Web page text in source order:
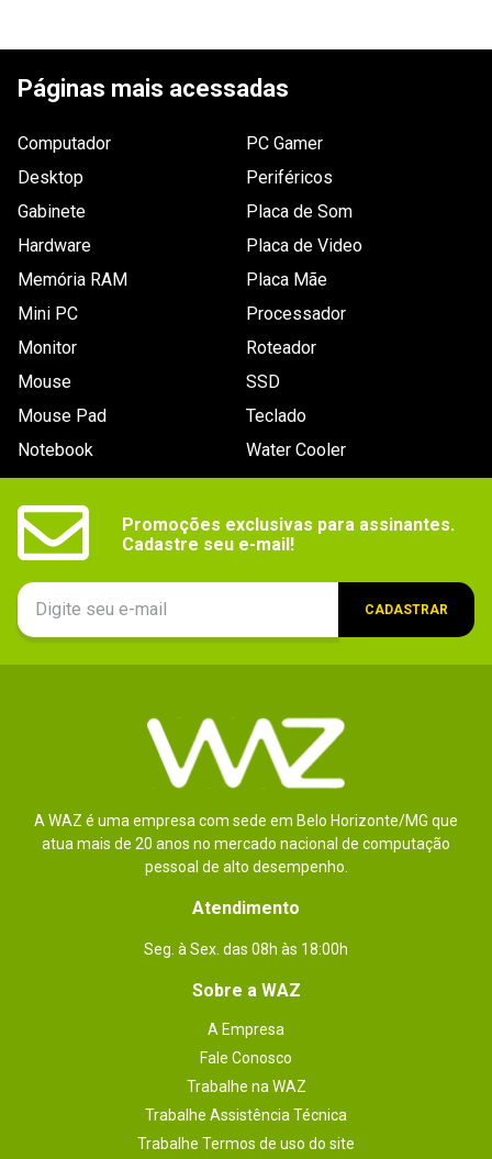
Outras
informações
ESCREVER AVALIAÇÃO
maiores informações, entre em contato com o
Páginas mais acessadas
Computador
Desktop
Gabinete
Hardware
Memória RAM
Mini PC
Monitor
Mouse
Mouse Pad
Notebook
PC Gamer
Periféricos
Placa de Som
Placa de Video
Placa Mãe
Processador
Roteador
SSD
Teclado
Water Cooler
Promoções exclusivas para assinantes.
Cadastre seu e-mail!
CADASTRAR
A WAZ é uma empresa com sede em Belo Horizonte/MG que
atua mais de 20 anos no mercado nacional de computação
pessoal de alto desempenho.
Atendimento
Seg. à Sex. das 08h às 18:00h
Sobre a WAZ
A Empresa
Fale Conosco
Trabalhe na WAZ
Trabalhe Assistência Técnica
Trabalhe Termos de uso do site